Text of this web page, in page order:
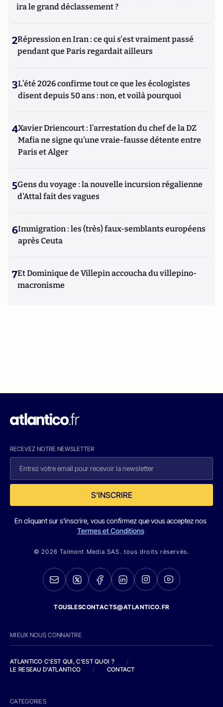
ira le grand déclassement ?
2Répression en Iran : ce qui s'est vraiment passé
pendant que Paris regardait ailleurs
3L’été 2026 confirme tout ce que les écologistes
disent depuis 50 ans : non, et voilà pourquoi
4Xavier Driencourt : l’arrestation du chef de la DZ
Mafia ne signe qu’une vraie-fausse détente entre
Paris et Alger
5Gens du voyage : la nouvelle incursion régalienne
d'Attal fait des vagues
6Immigration : les (très) faux-semblants européens
après Ceuta
7Et Dominique de Villepin accoucha du villepino-
macronisme
RECEVEZ NOTRE NEWSLETTER
S'INSCRIRE
En cliquant sur s'inscrire, vous confirmez que vous acceptez nos
Termes et Conditions
© 2026 Talmont Media SAS. tous droits réservés.
TOUSLESCONTACTS@ATLANTICO.FR
MIEUX NOUS CONNAITRE
ATLANTICO C'EST QUI, C'EST QUOI ?
/
LE RESEAU D'ATLANTICO
/ CONTACT
CATEGORIES